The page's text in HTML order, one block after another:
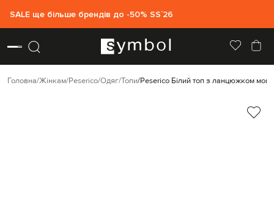
SALE ще більше брендів до -50% SS`26
Головна Жінкам Peserico Одяг Топи Peserico Білий топ з ланцюжком